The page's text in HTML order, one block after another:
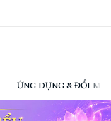
ỨNG DỤNG & ĐỔI